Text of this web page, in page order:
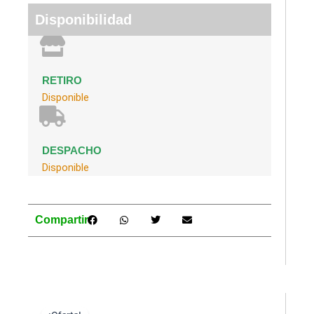
Disponibilidad
RETIRO
Disponible
DESPACHO
Disponible
Compartir